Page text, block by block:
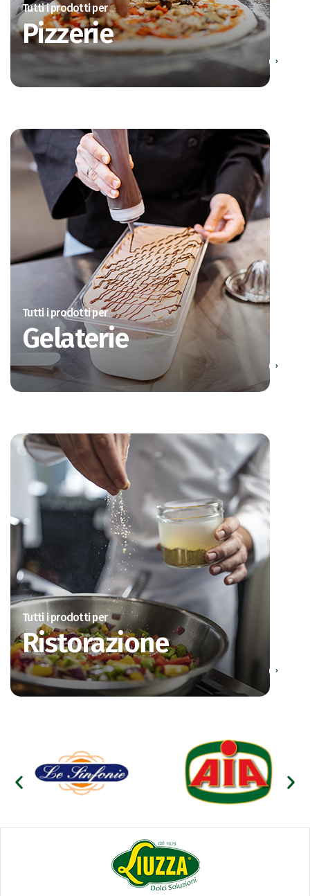
Tutti i prodotti per
Pizzerie
Tutti i prodotti per
Gelaterie
Tutti i prodotti per
Ristorazione